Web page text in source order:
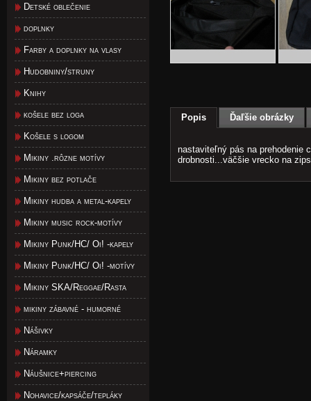
Detské oblečenie
doplnky
Farby a doplnky na vlasy
Hudobniny/struny
Knihy
košele bez loga
Košele s logom
Mikiny .rôzne motívy
Mikiny bez potlače
Mikiny hudba a metal-kapely
Mikiny music rock-motívy
Mikiny Punk/HC/ Oi! -kapely
Mikiny Punk/HC/ Oi! -motívy
Mikiny SKA/Reggae/Rasta
mikiny zábavné - humorné
Nášivky
Náramky
Náušnice+piercing
Nohavice/kapsáče/tepláky
Popis Ďaľšie obrázky
nastaviteľný pás na prehodenie
drobnosti...väčšie vrecko na